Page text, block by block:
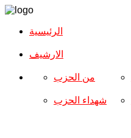
الرئيسية
الارشیف
من الحزب
شهداء الحزب